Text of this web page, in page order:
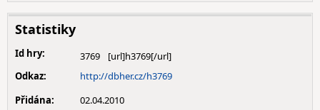
Statistiky
Id hry:
3769
Odkaz:
http://dbher.cz/h3769
Přidána:
02.04.2010